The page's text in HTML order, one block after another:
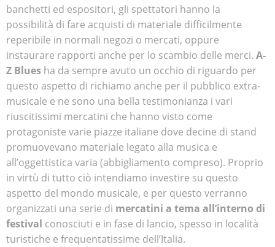
banchetti ed espositori, gli spettatori hanno la
possibilità di fare acquisti di materiale difficilmente
reperibile in normali negozi o mercati, oppure
instaurare rapporti anche per lo scambio delle merci. A-
Z Blues ha da sempre avuto un occhio di riguardo per
questo aspetto di richiamo anche per il pubblico extra-
musicale e ne sono una bella testimonianza i vari
riuscitissimi mercatini che hanno visto come
protagoniste varie piazze italiane dove decine di stand
promuovevano materiale legato alla musica e
all’oggettistica varia (abbigliamento compreso). Proprio
in virtù di tutto ciò intendiamo investire su questo
aspetto del mondo musicale, e per questo verranno
organizzati una serie di mercatini a tema all’interno di
festival conosciuti e in fase di lancio, spesso in località
turistiche e frequentatissime dell’Italia.